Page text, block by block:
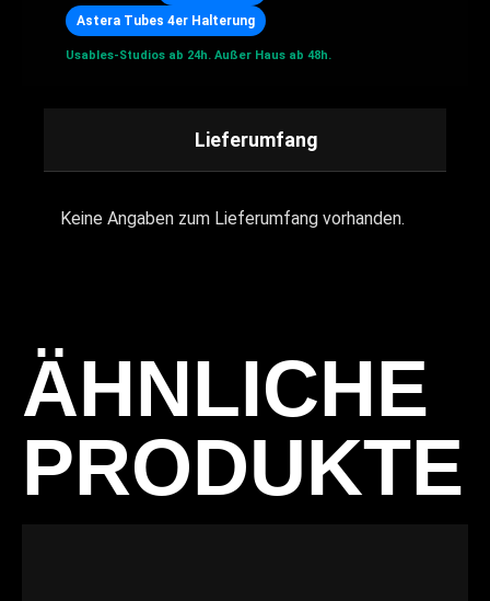
Astera Tubes 4er Halterung
Usables-Studios ab 24h. Außer Haus ab 48h.
Lieferumfang
Keine Angaben zum Lieferumfang vorhanden.
ÄHNLICHE
PRODUKTE